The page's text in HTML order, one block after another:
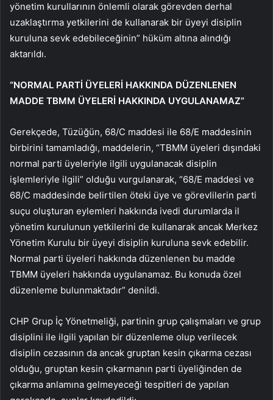
yönetim kurullarının önlemli olarak görevden derhal
uzaklaştırma yetkilerini de kullanarak bir üyeyi disiplin
kuruluna sevk edebileceğinin” hüküm altına alındığı
aktarıldı.
“NORMAL PARTİ ÜYELERİ HAKKINDA DÜZENLENEN
MADDE TBMM ÜYELERİ HAKKINDA UYGULANAMAZ”
Gerekçede, Tüzüğün, 68/C maddesi ile 68/E maddesinin
birbirini tamamladığı, maddelerin, “TBMM üyeleri dışındaki
normal parti üyeleriyle ilgili uygulanacak disiplin
işlemleriyle ilgili” olduğu vurgulanarak, “68/E maddesi ve
68/C maddesinde belirtilen öteki üye ve görevlilerin parti
suçu oluşturan eylemleri hakkında ivedi durumlarda il
yönetim kurulunun yetkilerini de kullanarak ancak Merkez
Yönetim Kurulu bir üyeyi disiplin kuruluna sevk edebilir.
Normal parti üyeleri hakkında düzenlenen bu madde
TBMM üyeleri hakkında uygulanamaz. Bu konuda özel
düzenleme bulunmaktadır” denildi.
CHP Grup İç Yönetmeliği, partinin grup çalışmaları ve grup
disiplini ile ilgili yapılan bir düzenleme olup verilecek
disiplin cezasının da ancak gruptan kesin çıkarma cezası
olduğu, gruptan kesin çıkarmanın parti üyeliğinden de
çıkarma anlamına gelmeyeceği tespitleri de yapılan